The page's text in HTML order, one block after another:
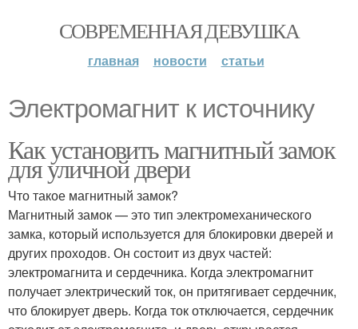
СОВРЕМЕННАЯ ДЕВУШКА
главная новости статьи
Электромагнит к источнику
Как установить магнитный замок
для уличной двери
Что такое магнитный замок?
Магнитный замок — это тип электромеханического
замка, который используется для блокировки дверей и
других проходов. Он состоит из двух частей:
электромагнита и сердечника. Когда электромагнит
получает электрический ток, он притягивает сердечник,
что блокирует дверь. Когда ток отключается, сердечник